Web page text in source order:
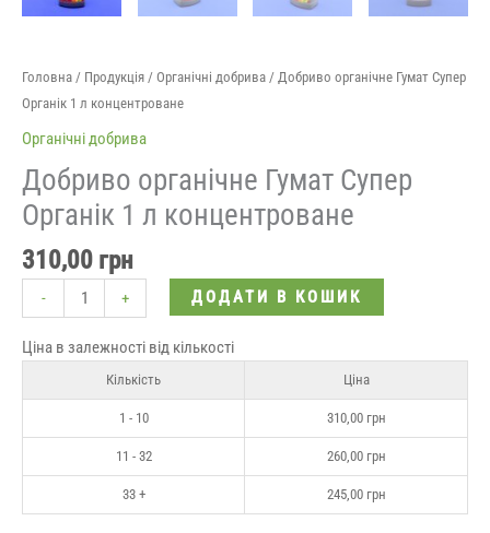
Головна / Продукція / Органічні добрива / Добриво органічне Гумат Супер
Органік 1 л концентроване
Органічні добрива
Добриво органічне Гумат Супер
Органік 1 л концентроване
310,00 грн
- + ДОДАТИ В КОШИК
Ціна в залежності від кількості
Кількість Ціна
1 - 10 310,00 грн
11 - 32 260,00 грн
33 + 245,00 грн